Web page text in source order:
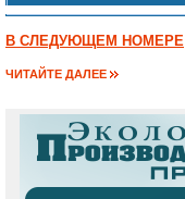
В СЛЕДУЮЩЕМ НОМЕРЕ
ЧИТАЙТЕ ДАЛЕЕ